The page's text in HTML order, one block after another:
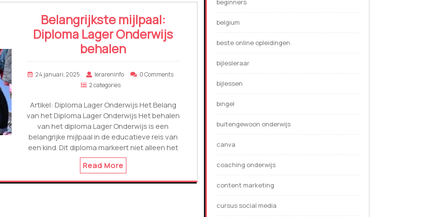
Belangrijkste mijlpaal:
Diploma Lager Onderwijs
behalen
24 januari, 2025 lerareninfo
0 Comments
2 categories
Artikel: Diploma Lager Onderwijs Het Belang
van het Diploma Lager Onderwijs Het behalen
van het diploma Lager Onderwijs is een
belangrijke mijlpaal in de educatieve reis van
een kind. Dit diploma markeert niet alleen het
Read More
beginners
belgium
beste online opleidingen
bijlesleraar
bijlessen
bingel
buitengewoon onderwijs
canva
coaching onderwijs
content marketing
cursus social media